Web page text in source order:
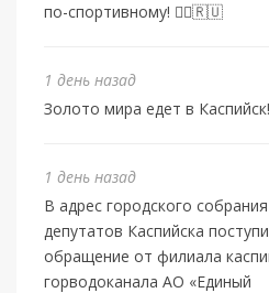
по-спортивному! 🏃‍♂️🇷🇺
1 день назад
Золото мира едет в
1 день назад
В адрес городского собрания
депутатов Каспийска
обращение от филиала
горводоканала АО «Единый